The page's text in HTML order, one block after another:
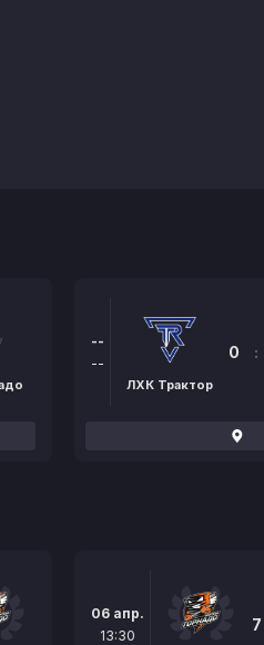
--
--
ЛХК Трактор
0 :
06 апр.
13:30
7